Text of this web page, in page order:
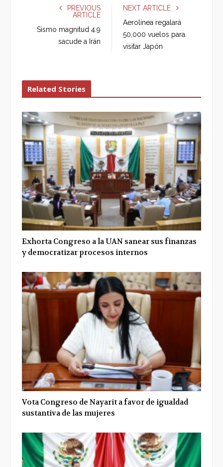
e
o
k
r
g
+
I
PREVIOUS
ARTICLE
Sismo magnitud 4.9
sacude a Irán
NEXT ARTICLE
Aerolínea regalará
50,000 vuelos para
visitar Japón
Related Stories
Exhorta Congreso a la UAN sanear sus finanzas
y democratizar procesos internos
Vota Congreso de Nayarit a favor de igualdad
sustantiva de las mujeres